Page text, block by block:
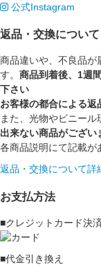
公式Instagram
返品・交換について
商品違いや、不良品が
す。 商品到着後、1週
下さい
お客様の都合による返
また、光物やビニー
出来ない商品がござい
各商品説明にて記載が
返品・交換について詳
お支払方法
■クレジットカード決
■代金引き換え